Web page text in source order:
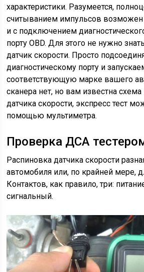
характеристики. Разумеется,
считыванием импульсов
и с подключением
порту OBD. Для этого не нужно
датчик скорости. Просто
диагностическому порту и
соответствующую марке вашего
сканера нет, но вам известна
датчика скорости, экспресс тест
помощью мультиметра.
Проверка ДСА
Распиновка датчика скорости
автомобиля или, по крайней мере,
Контактов, как правило, три:
сигнальный.